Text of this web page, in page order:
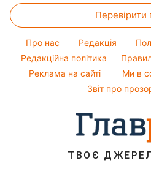
Новини Житомира
Новини Одеси
Фарбування волосся
Максим Галкін
Настя Каменських
Віталій Козловський
Софія Ротару
Ольга Сумська
Народні прикмети
Усе про шоу-бізнес
Прості страви
Легкі десерти
Напої
Святкове меню
Перевірити
Про нас Редакція
Редакційна політика
Реклама на сайті
Ми в
Звіт про
ТВОЄ